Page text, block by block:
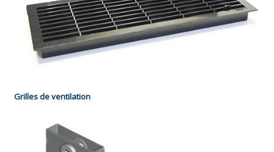
Grilles de ventilation